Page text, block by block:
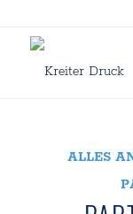
ALLES